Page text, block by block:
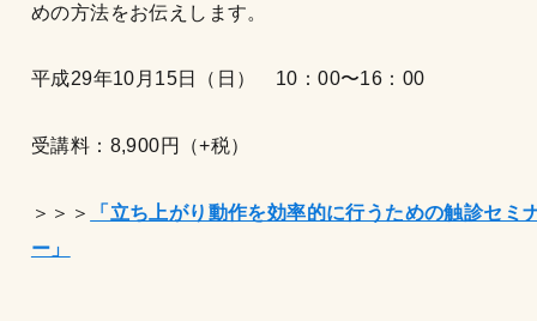
めの方法をお伝えします。
平成29年10月15日（日） 10：00〜16：00
受講料：8,900円（+税）
＞＞＞
「立ち上がり動作を効率的に行うための触診セミ
ー」